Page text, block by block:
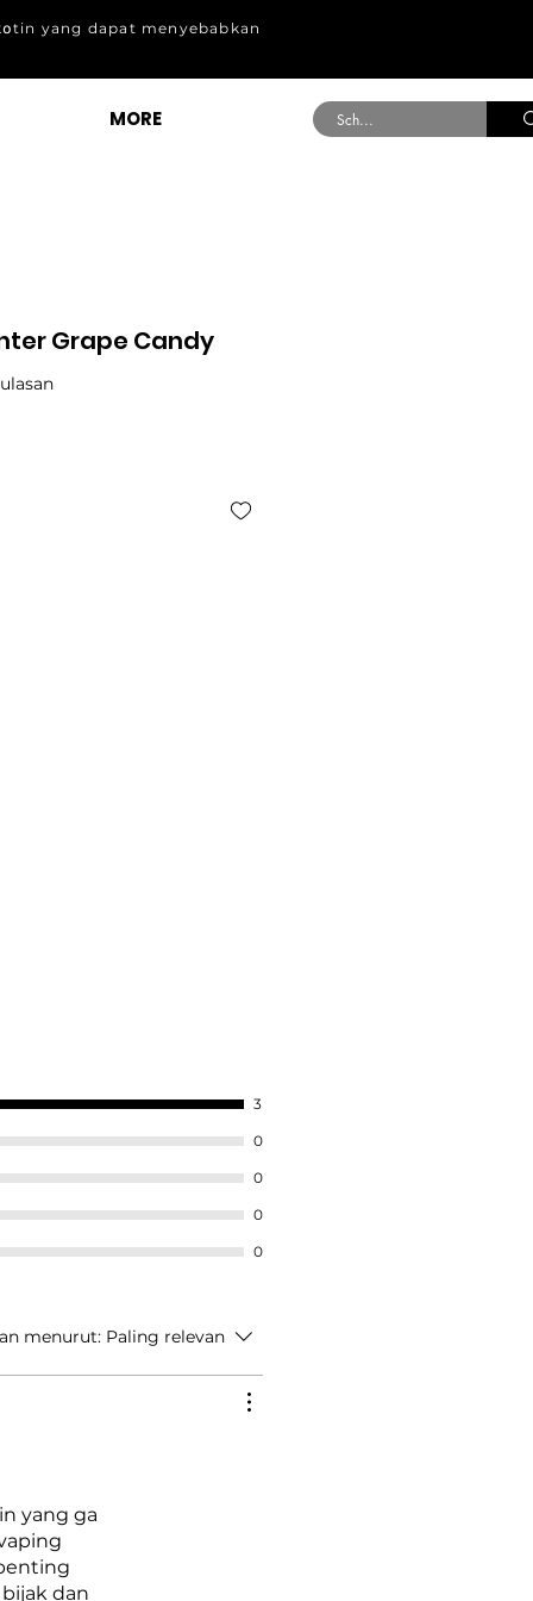
tin yang dapat menyebabkan
MORE
Grape Candy
dari lima bintang berdasarkan 3 ulasan
3
0
0
0
0
menurut: Paling relevan
yang ga
dan